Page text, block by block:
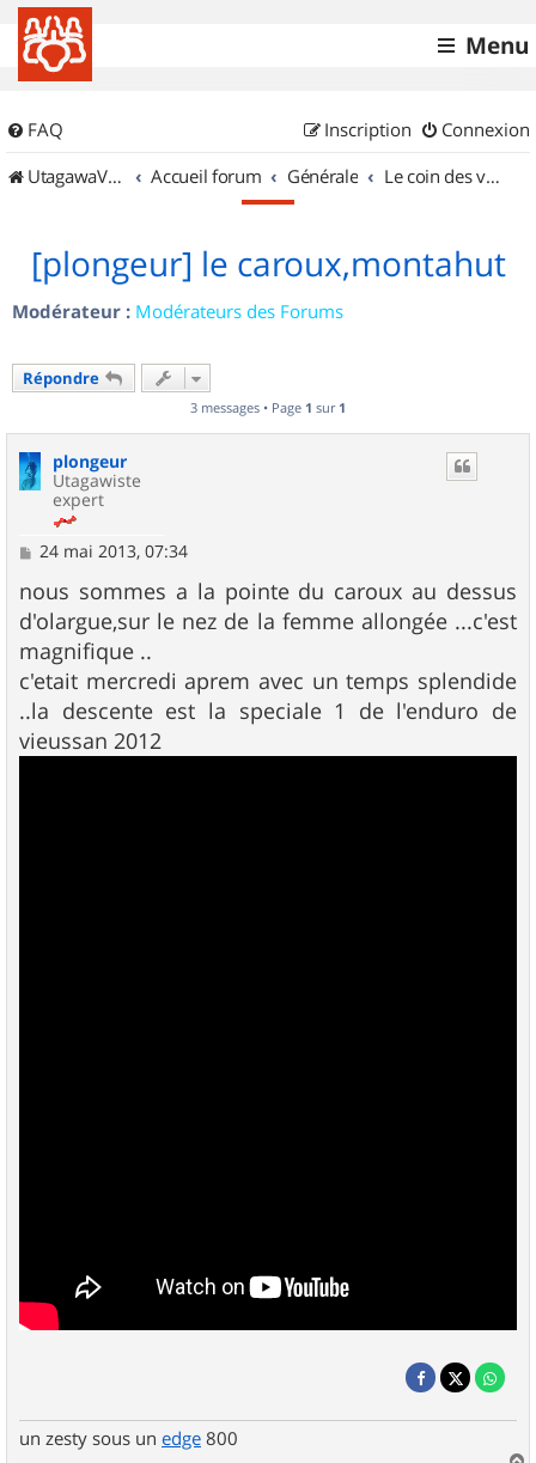
Menu
FAQ Connexion
Inscription
UtagawaVTT (Randos VTT et VTTAE avec traces GPS)
Accueil forum Générale Le coin des vidéastes
[plongeur] le caroux,montahut
Modérateur : Modérateurs des Forums
Répondre
3 messages • Page 1 sur 1
plongeur
Utagawiste
expert
M
s
s
a
g
e
24 mai 2013, 07:34
nous sommes a la pointe du caroux au dessus
d'olargue,sur le nez de la femme allongée ...c'est
magnifique ..
c'etait mercredi aprem avec un temps splendide
..la descente est la speciale 1 de l'enduro de
vieussan 2012
un zesty sous un edge 800